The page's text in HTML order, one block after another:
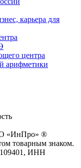
карьера для
центра
арифметики
«ИнПро» ®
товарным знаком.
ИНН